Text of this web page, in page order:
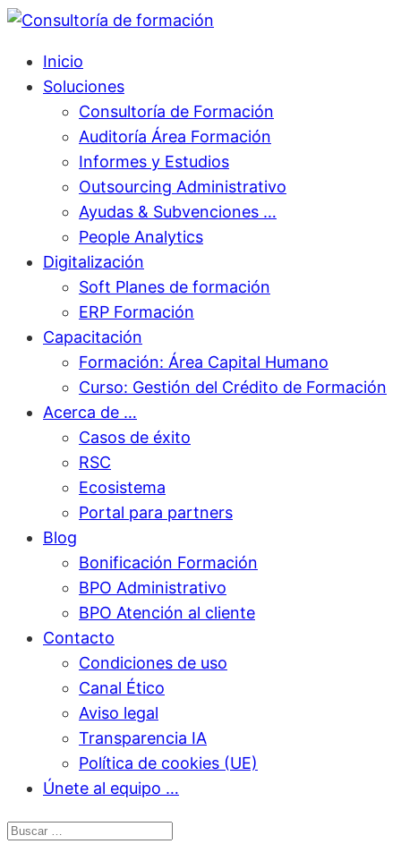
Inicio
Soluciones
Consultoría de Formación
Auditoría Área Formación
Informes y Estudios
Outsourcing Administrativo
Ayudas & Subvenciones …
People Analytics
Digitalización
Soft Planes de formación
ERP Formación
Capacitación
Formación: Área Capital Humano
Curso: Gestión del Crédito de Formación
Acerca de …
Casos de éxito
RSC
Ecosistema
Portal para partners
Blog
Bonificación Formación
BPO Administrativo
BPO Atención al cliente
Contacto
Condiciones de uso
Canal Ético
Aviso legal
Transparencia IA
Política de cookies (UE)
Únete al equipo …